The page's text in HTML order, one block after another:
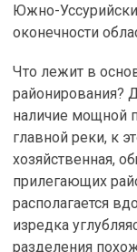
Южно-
оконечности
Что лежит в
районирования?
наличие мощной
главной реки, к
хозяйственная,
прилегающих
располагается
изредка
разделения